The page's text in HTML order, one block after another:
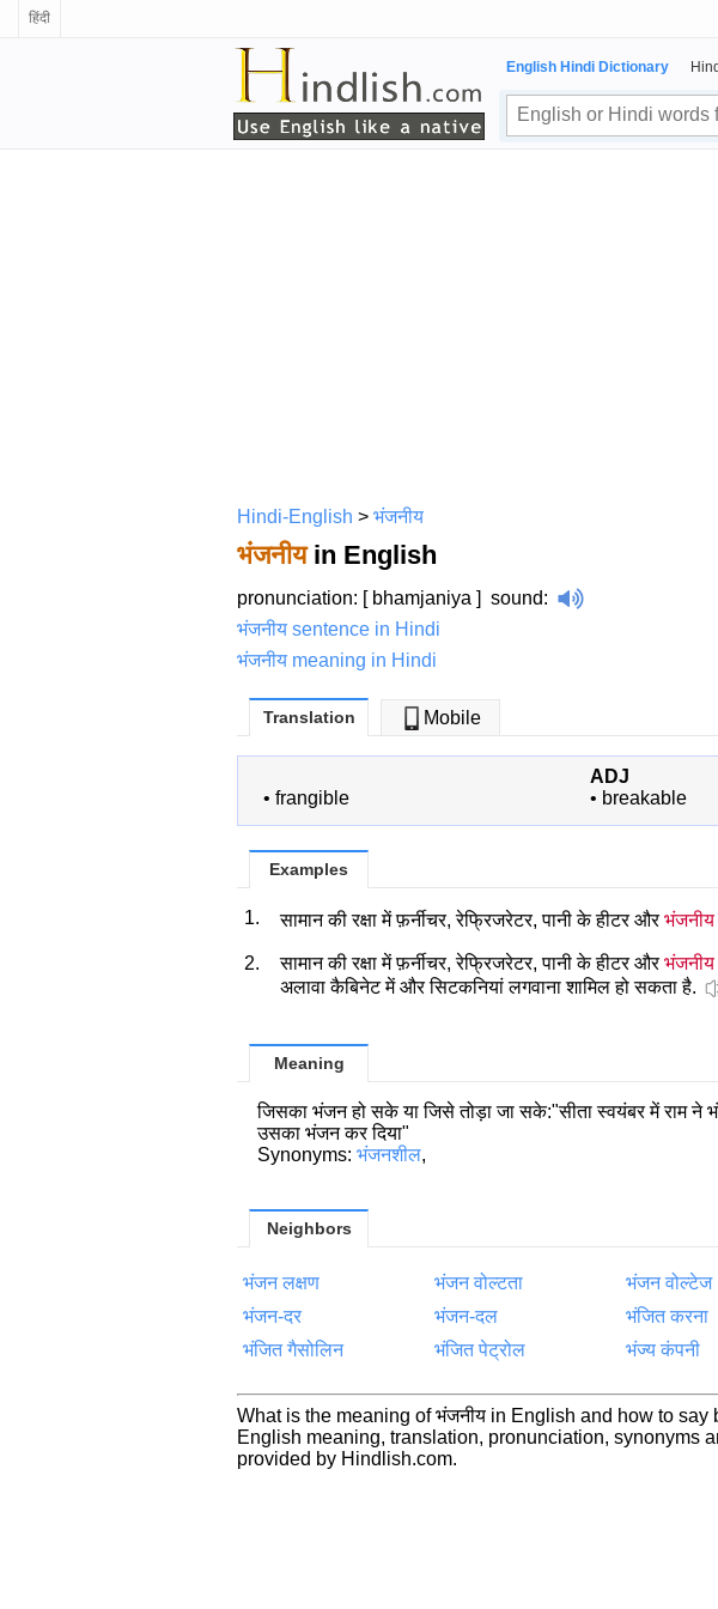
हिंदी
English Hindi Dictionary
Hindi-English > भंजनीय
भंजनीयin English
pronunciation: [ bhamjaniya ] sound:
भंजनीय sentence in Hindi
भंजनीय meaning in Hindi
Translation Mobile
• frangible
ADJ
• breakable
Examples
1. सामान की रक्षा में फ़र्नीचर, रेफ्रिजरेटर, पानी के हीटर औरभंजनीय
2. सामान की रक्षा में फ़र्नीचर, रेफ्रिजरेटर, पानी के हीटर औरभंजनीय
अलावा कैबिनेट में और सिटकनियां लगवाना शामिल हो सकता है.
Meaning
जिसका भंजन हो सके या जिसे तोड़ा जा सके:"सीता स्वयंबर में राम ने
उसका भंजन कर दिया"
Synonyms: भंजनशील,
Neighbors
भंजन लक्षण भंजन वोल्टता
भंजन वोल्टेज
भंजन-दर
भंजन-दल
भंजित करना
भंजित गैसोलिन
भंजित पेट्रोल भंज्य कंपनी
What is the meaning of भंजनीय in English and how to
English meaning, translation, pronunciation, synonyms
provided by Hindlish.com.